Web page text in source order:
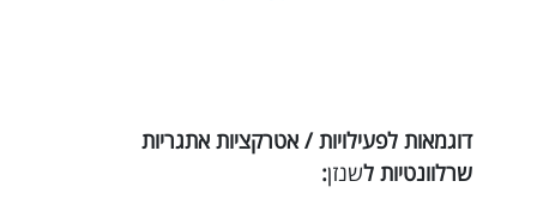
דוגמאות לפעילויות / אטרקציות אתגריות
שרלוונטיות לשנזן: